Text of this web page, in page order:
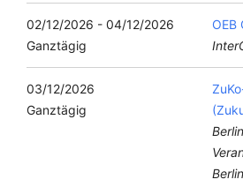
02/12/2026 - 04/12/2026
Ganztägig
OEB
03/12/2026
Ganztägig
Berlin